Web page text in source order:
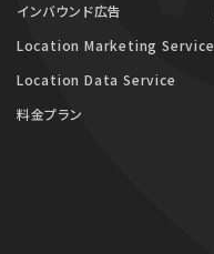
インバウンド広告
Location Marketing Service
Location Data Service
料金プラン